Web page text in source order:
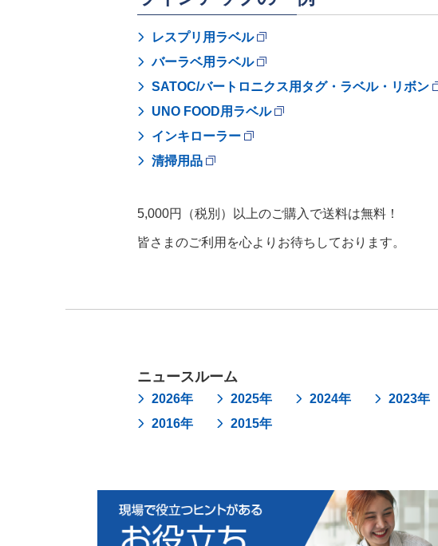
レスプリ用ラベル
バーラベ用ラベル
SATOC/バートロニクス用タグ・ラベル・リボン
UNO FOOD用ラベル
インキローラー
清掃用品
5,000円（税別）以上のご購入で送料は無料！
皆さまのご利用を心よりお待ちしております。
ニュースルーム
2026年 2025年 2024年 2023年
2016年
2015年